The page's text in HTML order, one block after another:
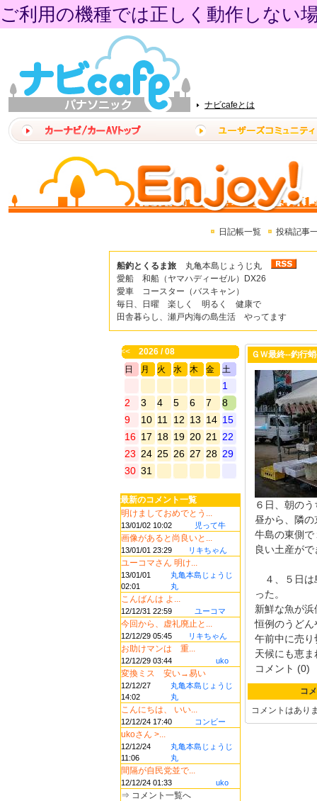
ご利用の機種では正しく動作しない
ナビcafeとは
日記帳一覧 投稿記事
船釣とくるま旅
丸亀本島じょうじ丸
愛船 和船（ヤマハディーゼル）DX26
愛車 コースター（バスキャン）
毎日、日曜 楽しく 明るく 健康で
田舎暮らし、瀬戸内海の島生活 やってます
<<
2026 / 08
日
月 火 水 木 金 土
1
2
3 4 5 6 7
8
9
10 11 12 13 14 15
16 17 18 19 20 21
22
23 24 25 26 27 28 29
30 31
最新のコメント一覧
明けましておめでとう...
13/01/02 10:02 児って牛
画像があると尚良いと...
13/01/01 23:29 リキちゃん
ユーコマさん 明け...
13/01/01
02:01
丸亀本島じょうじ
丸
こんばんは よ...
12/12/31 22:59 ユーコマ
今回から、虚礼廃止と...
12/12/29 05:45 リキちゃん
お助けマンは 重...
12/12/29 03:44 uko
変換ミス 安い→易い
12/12/27
14:02
丸亀本島じょうじ
丸
こんにちは、 いい...
12/12/24 17:40 コンビー
ukoさん >...
12/12/24
11:06
丸亀本島じょうじ
丸
間隔が自民党並で...
12/12/24 01:33 uko
⇒ コメント一覧へ
ＧＷ最終--釣行
６日、朝の
昼から、隣
牛島の東側
良い土産がで
４、５日は
った。
新鮮な魚が
恒例のうど
午前中に売
天候にも恵
コメント (0)
コ
コメントはあり